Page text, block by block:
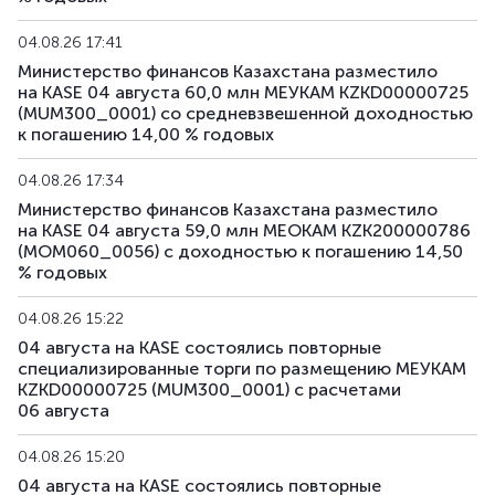
04.08.26 17:41
Министерство финансов Казахстана разместило
на KASE 04 августа 60,0 млн МЕУКАМ KZKD00000725
(MUM300_0001) со средневзвешенной доходностью
к погашению 14,00 % годовых
04.08.26 17:34
Министерство финансов Казахстана разместило
на KASE 04 августа 59,0 млн МЕОКАМ KZK200000786
(MOM060_0056) с доходностью к погашению 14,50
% годовых
04.08.26 15:22
04 августа на KASE состоялись повторные
специализированные торги по размещению МЕУКАМ
KZKD00000725 (MUM300_0001) с расчетами
06 августа
04.08.26 15:20
04 августа на KASE состоялись повторные